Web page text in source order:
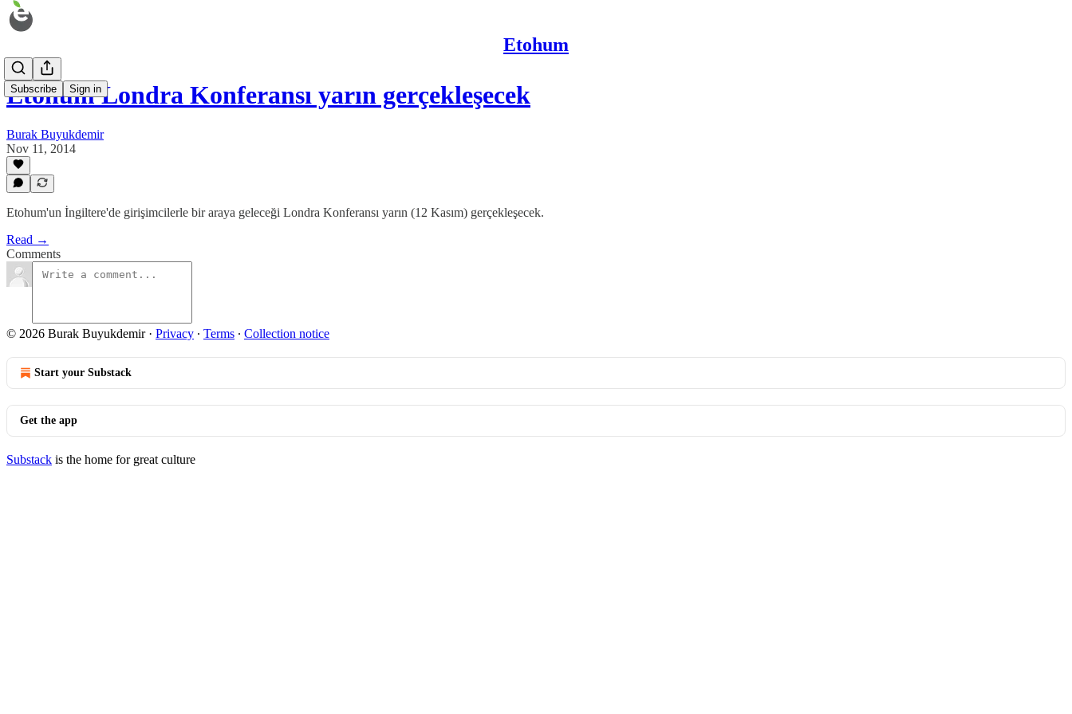
Etohum
Subscribe Sign in
Etohum Londra Konferansı yarın gerçekleşecek
Burak Buyukdemir
Nov 11, 2014
Etohum'un İngiltere'de girişimcilerle bir araya geleceği Londra Konferansı yarın (12 Kasım) gerçekleşecek.
Read →
Comments
© 2026 Burak Buyukdemir· Privacy ∙ Terms ∙ Collection notice
Start your Substack
Get the app
Substack is the home for great culture